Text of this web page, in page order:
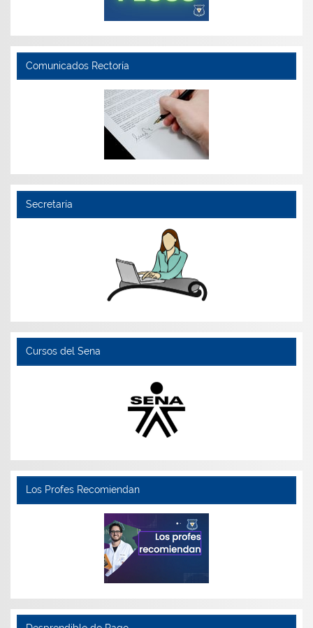
Comunicados Rectoría
Secretaría
Cursos del Sena
Los Profes Recomiendan